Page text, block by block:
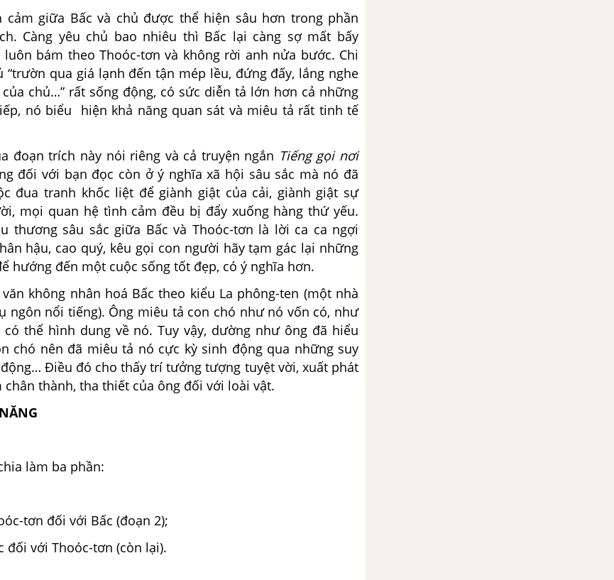
cảm giữa Bấc và chủ được thể hiện sâu hơn trong phần
Càng yêu chủ bao nhiêu thì Bấc lại càng sợ mất bấy
luôn bám theo Thoóc-tơn và không rời anh nửa bước. Chi
“trườn qua giá lạnh đến tận mép lều, đứng đấy, lắng nghe
chủ…” rất sống động, có sức diễn tả lớn hơn cả những
nó biểu hiện khả năng quan sát và miêu tả rất tinh tế
đoạn trích này nói riêng và cả truyện ngắn Tiếng gọi nơi
đối với bạn đọc còn ở ý nghĩa xã hội sâu sắc mà nó đã
đua tranh khốc liệt để giành giật của cải, giành giật sự
mọi quan hệ tình cảm đều bị đẩy xuống hàng thứ yếu.
thương sâu sắc giữa Bấc và Thoóc-tơn là lời ca ca ngợi
hậu, cao quý, kêu gọi con người hãy tạm gác lại những
hướng đến một cuộc sống tốt đẹp, có ý nghĩa hơn.
không nhân hoá Bấc theo kiểu La phông-ten (một nhà
ngôn nổi tiếng). Ông miêu tả con chó như nó vốn có, như
thể hình dung về nó. Tuy vậy, dường như ông đã hiểu
chó nên đã miêu tả nó cực kỳ sinh động qua những suy
Điều đó cho thấy trí tưởng tượng tuyệt vời, xuất phát
thành, tha thiết của ông đối với loài vật.
làm ba phần:
tơn đối với Bấc (đoạn 2);
đối với Thoóc-tơn (còn lại).